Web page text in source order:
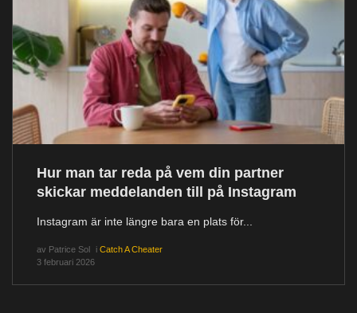
Hur man tar reda på vem din partner
skickar meddelanden till på Instagram
Instagram är inte längre bara en plats för...
av Patrice Sol i Catch A Cheater
3 februari 2026